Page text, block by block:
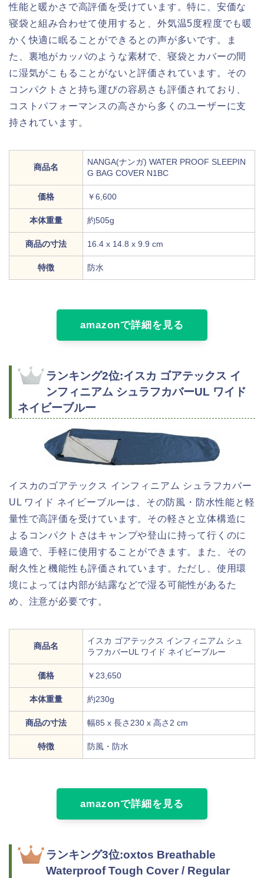
性能と暖かさで高評価を受けています。特に、安価な
寝袋と組み合わせて使用すると、外気温5度程度でも暖
かく快適に眠ることができるとの声が多いです。ま
た、裏地がカッパのような素材で、寝袋とカバーの間
に湿気がこもることがないと評価されています。その
コンパクトさと持ち運びの容易さも評価されており、
コストパフォーマンスの高さから多くのユーザーに支
持されています。
商品名
NANGA(ナンガ) WATER PROOF SLEEPIN
G BAG COVER N1BC
価格 ￥6,600
本体重量 約505g
商品の寸法 16.4 x 14.8 x 9.9 cm
特徴 防水
amazonで詳細を見る
ランキング2位:イスカ ゴアテックス イ
ンフィニアム シュラフカバーUL ワイド
ネイビーブルー
イスカのゴアテックス インフィニアム シュラフカバー
UL ワイド ネイビーブルーは、その防風・防水性能と軽
量性で高評価を受けています。その軽さと立体構造に
よるコンパクトさはキャンプや登山に持って行くのに
最適で、手軽に使用することができます。また、その
耐久性と機能性も評価されています。ただし、使用環
境によっては内部が結露などで湿る可能性があるた
め、注意が必要です。
商品名
イスカ ゴアテックス インフィニアム シュ
ラフカバーUL ワイド ネイビーブルー
価格 ￥23,650
本体重量 約230g
商品の寸法 幅85 x 長さ230 x 高さ2 cm
特徴 防風・防水
amazonで詳細を見る
ランキング3位:oxtos Breathable
Waterproof Tough Cover / Regular